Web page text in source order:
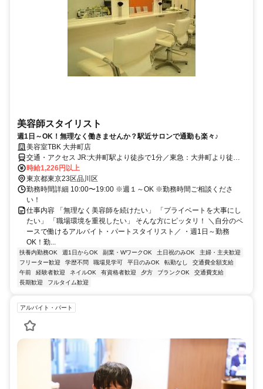
美容師スタイリスト
週1日～OK！無理なく働きませんか？駅近サロンで通勤も楽々♪
美容室TBK 大井町店
交通・アクセス JR:大井町駅より徒歩で1分／東急：大井町より徒歩
で3分／ 東京臨海高速鉄道：大井町駅より徒歩で3分
時給1,226円以上
東京都東京23区品川区
勤務時間詳細 10:00〜19:00 ※週１～OK ※勤務時間ご相談くださ
い！
仕事内容 「無理なく美容師を続けたい」 「プライベートを大事にし
たい」 「職場環境を重視したい」 そんな方にピッタリ！ ＼自分のペ
ースで働けるアルバイト・パートスタイリスト／ ・週1日～勤務
OK！勤...
扶養内勤務OK 週1日からOK 副業・WワークOK 土日祝のみOK
主婦・主夫歓迎
フリーター歓迎
学歴不問 職場見学可 平日のみOK 転勤なし
交通費全額支給
午前
経験者歓迎 ネイルOK 有資格者歓迎 夕方 ブランクOK
交通費支給
長期歓迎
フルタイム歓迎
アルバイト・パート